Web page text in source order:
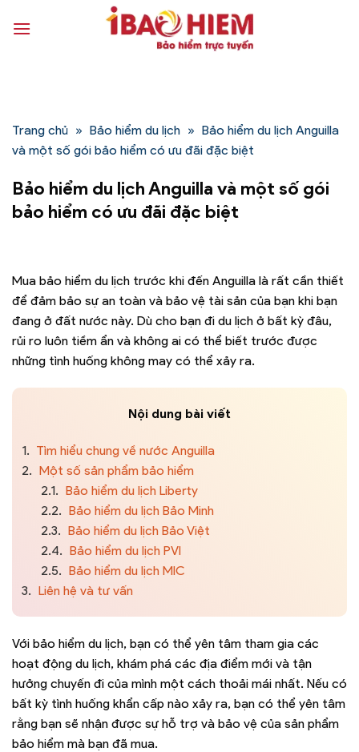
qua
Trang chủ » Bảo hiểm du lịch » Bảo hiểm du lịch Anguilla
và một số gói bảo hiểm có ưu đãi đặc biệt
Bảo hiểm du lịch Anguilla và một số gói
bảo hiểm có ưu đãi đặc biệt
Mua bảo hiểm du lịch trước khi đến Anguilla là rất cần thiết
để đảm bảo sự an toàn và bảo vệ tài sản của bạn khi bạn
đang ở đất nước này. Dù cho bạn đi du lịch ở bất kỳ đâu,
rủi ro luôn tiềm ẩn và không ai có thể biết trước được
những tình huống không may có thể xảy ra.
Nội dung bài viết
1. Tìm hiểu chung về nước Anguilla
2. Một số sản phẩm bảo hiểm
2.1. Bảo hiểm du lịch Liberty
2.2. Bảo hiểm du lịch Bảo Minh
2.3. Bảo hiểm du lịch Bảo Việt
2.4. Bảo hiểm du lịch PVI
2.5. Bảo hiểm du lịch MIC
3. Liên hệ và tư vấn
Với bảo hiểm du lịch, bạn có thể yên tâm tham gia các
hoạt động du lịch, khám phá các địa điểm mới và tận
hưởng chuyến đi của mình một cách thoải mái nhất. Nếu có
bất kỳ tình huống khẩn cấp nào xảy ra, bạn có thể yên tâm
rằng bạn sẽ nhận được sự hỗ trợ và bảo vệ của sản phẩm
bảo hiểm mà bạn đã mua.